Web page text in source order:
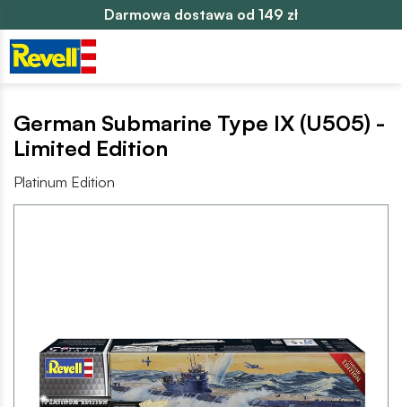
Darmowa dostawa od 149 zł
German Submarine Type IX (U505) -
Limited Edition
Platinum Edition